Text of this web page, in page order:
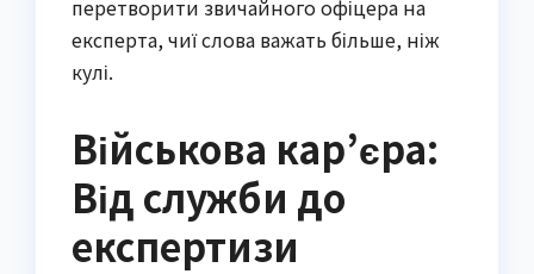
перетворити звичайного офіцера на
експерта, чиї слова важать більше, ніж
кулі.
Військова кар’єра:
Від служби до
експертизи